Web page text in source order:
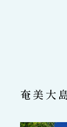
奄美大